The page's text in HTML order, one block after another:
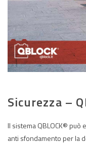
Sicurezza –
Il sistema QBLOCK®
anti sfondamento per la